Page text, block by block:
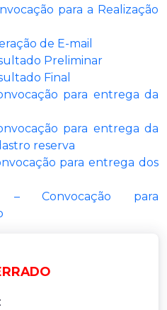
para a Realização
de E-mail
Preliminar
Final
para entrega da
para entrega da
reserva
para entrega dos
– Convocação para